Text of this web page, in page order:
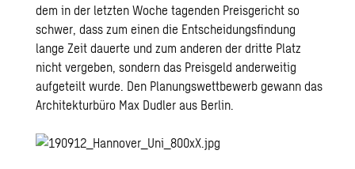
dem in der letzten Woche tagenden Preisgericht so
schwer, dass zum einen die Entscheidungsfindung
lange Zeit dauerte und zum anderen der dritte Platz
nicht vergeben, sondern das Preisgeld anderweitig
aufgeteilt wurde. Den Planungswettbewerb gewann das
Architekturbüro Max Dudler aus Berlin.